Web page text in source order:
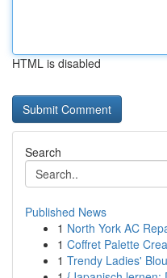
HTML is disabled
Search
Published News
1 North York AC
1 Coffret Palette
1 Trendy Ladies'